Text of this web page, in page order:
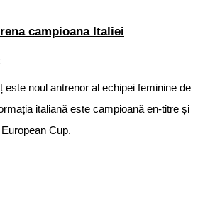
campioana Italiei
este noul antrenor al echipei feminine de
italiană este campioană en-titre și
Cup.